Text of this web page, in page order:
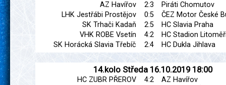
AZ Havířov
2:3
Piráti Chomutov
LHK Jestřábi Prostějov
0:5
ČEZ Motor České
SK Trhači Kadaň
2:5
HC Slavia Praha
VHK ROBE Vsetín
4:2
HC Stadion
SK Horácká Slavia Třebíč
2:4 HC Dukla Jihlava
14.kolo Středa 16.10.2019 18:00
HC ZUBR PŘEROV 4:2
AZ Havířov